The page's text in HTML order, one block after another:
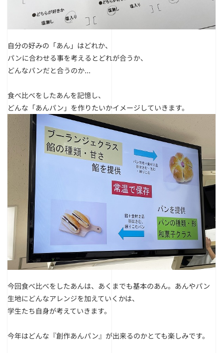
自分の好みの「あん」はどれか、
パンに合わせる事を考えるとどれが合うか、
どんなパンだと合うのか...
食べ比べをしたあんを記憶し、
どんな「あんパン」を作りたいかイメージしていきます。
今回食べ比べをしたあんは、あくまでも基本のあん。 あんやパン
生地にどんなアレンジを加えていくかは、
学生たち自身が考えていきます。
今年はどんな『創作あんパン』が出来るのかとても楽しみです。